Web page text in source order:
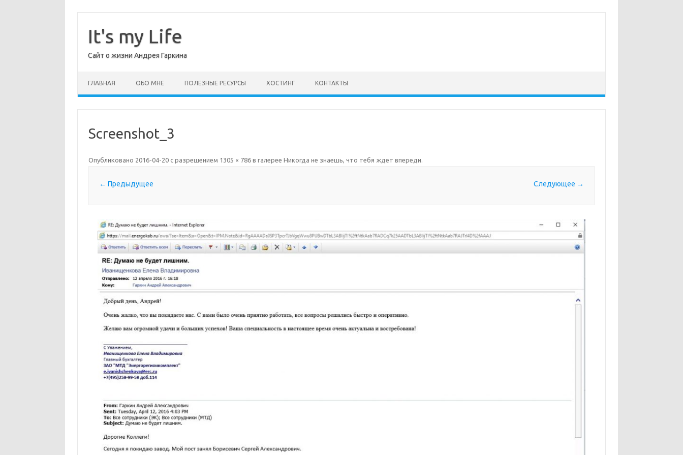
содержимому
It's my Life
Сайт о жизни Андрея Гаркина
ГЛАВНАЯ ОБО МНЕ ПОЛЕЗНЫЕ РЕСУРСЫ ХОСТИНГ КОНТАКТЫ
Screenshot_3
Опубликовано 2016-04-20с разрешением 1305 × 786в галерее Никогда не знаешь, что тебя ждет впереди.
← Предыдущее Следующее →